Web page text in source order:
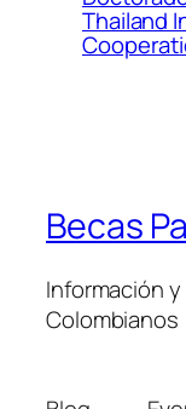
Thailand
Becas
Información
Colombianos